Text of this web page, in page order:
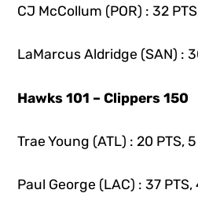
CJ McCollum (POR) : 32
LaMarcus Aldridge (SAN) :
Hawks 101 – Clippers 150
Trae Young (ATL) : 20 PTS,
Paul George (LAC) : 37 PTS,